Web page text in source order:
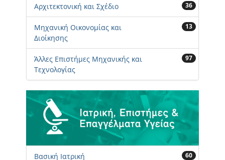
Αρχιτεκτονική και Σχέδιο 36
Μηχανική Οικονομίας και
Διοίκησης
13
Άλλες Επιστήμες Μηχανικής και
Τεχνολογίας
97
Βασική Ιατρική 60